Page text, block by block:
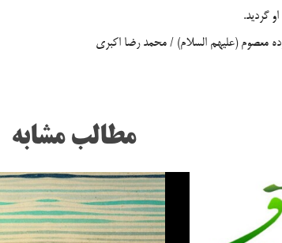
گرديد.
معصوم (عليهم السلام) / محمد رضا اکبري
مطالب مشابه